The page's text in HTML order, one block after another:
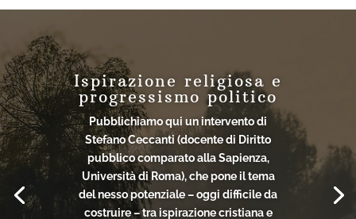
Ispirazione religiosa e
progressismo politico
Pubblichiamo qui un intervento di
Stefano Ceccanti (docente di Diritto
pubblico comparato alla Sapienza,
Università di Roma), che pone il tema
del nesso potenziale – oggi difficile da
costruire – tra ispirazione cristiana e